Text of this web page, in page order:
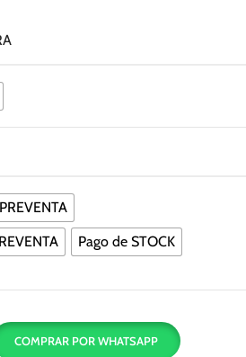
Pago de STOCK
COMPRAR POR WHATSAPP